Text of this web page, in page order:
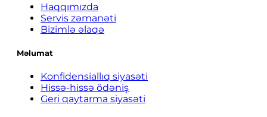
Haqqımızda
Servis zəmanəti
Bizimlə əlaqə
Məlumat
Konfidensiallıq siyasəti
Hissə-hissə ödəniş
Geri qaytarma siyasəti